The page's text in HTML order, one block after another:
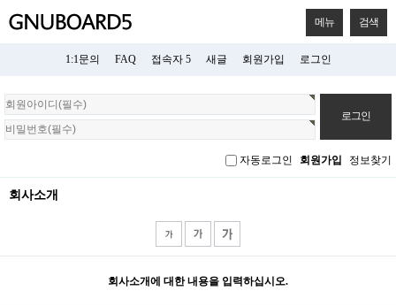
메뉴 검색
1:1문의 FAQ 접속자 5 새글 회원가입 로그인
회
원
로
자동로그인 회원가입 정보찾기
회사소개
회사소개에 대한 내용을 입력하십시오.